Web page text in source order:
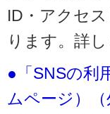
ID・アクセ
ります。詳
●「SNSの利
ムページ）（